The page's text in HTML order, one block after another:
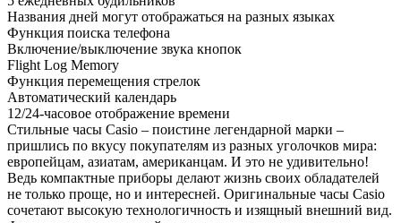
Названия дней могут отображаться на разных языках
Функция поиска телефона
Включение/выключение звука кнопок
Flight Log Memory
Функция перемещения стрелок
Автоматический календарь
12/24-часовое отображение времени
Стильные часы Casio – поистине легендарной марки –
пришлись по вкусу покупателям из разных уголочков мира:
европейцам, азиатам, американцам. И это не удивительно!
Ведь компактные приборы делают жизнь своих обладателей
не только проще, но и интересней. Оригинальные часы Casio
сочетают высокую технологичность и изящный внешний вид.